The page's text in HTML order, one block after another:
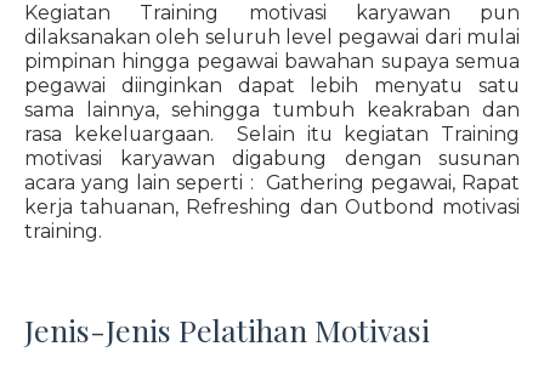
Kegiatan Training motivasi karyawan pun
dilaksanakan oleh seluruh level pegawai dari mulai
pimpinan hingga pegawai bawahan supaya semua
pegawai diinginkan dapat lebih menyatu satu
sama lainnya, sehingga tumbuh keakraban dan
rasa kekeluargaan. Selain itu kegiatan Training
motivasi karyawan digabung dengan susunan
acara yang lain seperti : Gathering pegawai, Rapat
kerja tahuanan, Refreshing dan Outbond motivasi
training.
Jenis-Jenis Pelatihan Motivasi